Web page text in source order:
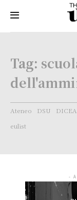
Tag:
Ateneo DSU
eulist
- A